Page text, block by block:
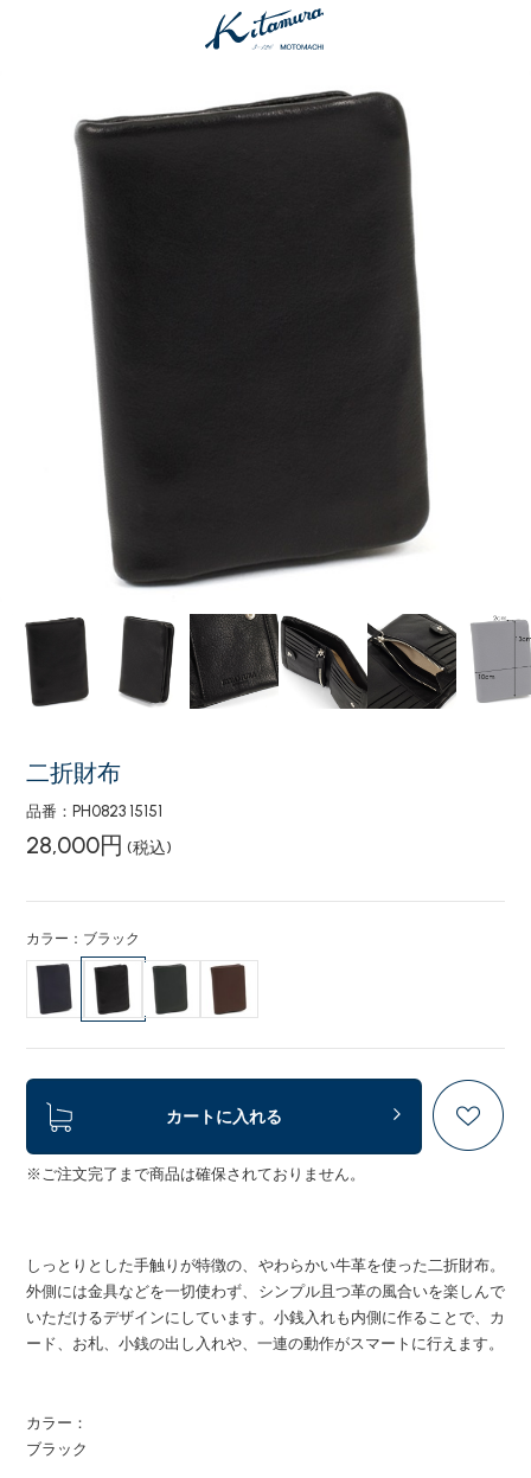
二折財布
品番：PH0823 15151
28,000円 (税込)
カラー：ブラック
カートに入れる
※ご注文完了まで商品は確保されておりません。
しっとりとした手触りが特徴の、やわらかい牛革を使った二折財布。
外側には金具などを一切使わず、シンプル且つ革の風合いを楽しんで
いただけるデザインにしています。小銭入れも内側に作ることで、カ
ード、お札、小銭の出し入れや、一連の動作がスマートに行えます。
カラー：
ブラック